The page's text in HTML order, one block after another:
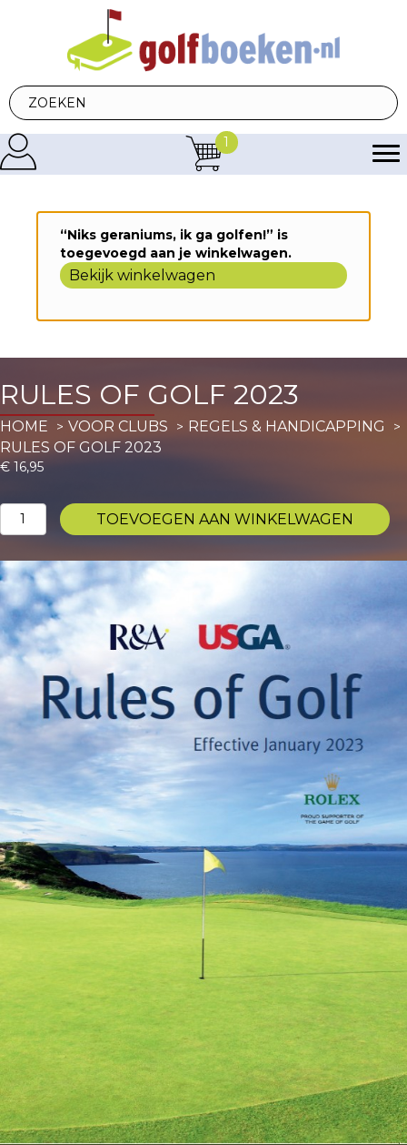
1
“Niks geraniums, ik ga golfen!” is
toegevoegd aan je winkelwagen.
Bekijk winkelwagen
RULES OF GOLF 2023
HOME VOOR CLUBS
REGELS & HANDICAPPING
RULES OF GOLF 2023
€ 16,95
Rules
of
2023
aantal
TOEVOEGEN AAN WINKELWAGEN